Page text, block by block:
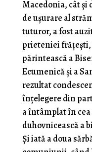
Macedonia, cât și
de ușurare al
tuturor, a fost
prieteniei
părintească a
Ecumenică și a
rezultat
înțelegere din
a întâmplat în
duhovnicească a
Și iată a doua